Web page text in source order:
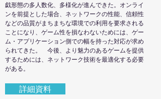
戯形態の多人数化、多様化が進んできた。オンライ
ンを前提とした場合、ネットワークの性能、信頼性
などの品質がまちまちな環境での利用を要求される
ことになり、ゲーム性を損なわないためには、ゲー
ム・アプリケーション側での幅を持った対応が求め
られてきた。 今後、より魅力のあるゲームを提供
するためには、ネットワーク技術を最適化する必要
がある。
詳細資料